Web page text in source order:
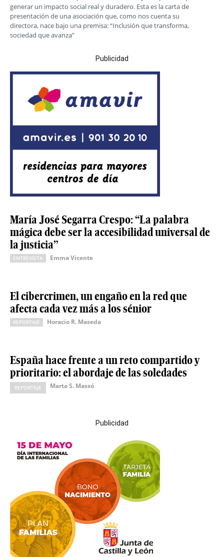
generar un impacto social real y duradero. Esta es la carta de
presentación de una asociación que, como nos cuenta su
directora, nace bajo una premisa: “Inclusión que transforma,
sociedad que avanza”
Publicidad
María José Segarra Crespo: “La palabra
mágica debe ser la accesibilidad universal de
la justicia”
ENTREVISTA Emma Vicente
El cibercrimen, un engaño en la red que
afecta cada vez más a los sénior
REPORTAJE Horacio R. Maseda
España hace frente a un reto compartido y
prioritario: el abordaje de las soledades
REPORTAJE Marta S. Massó
Publicidad